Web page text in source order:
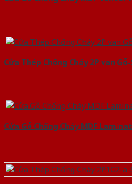
Cửa Thép Chống Cháy 2P van Gỗ-
Cửa Gỗ Chống Cháy MDF